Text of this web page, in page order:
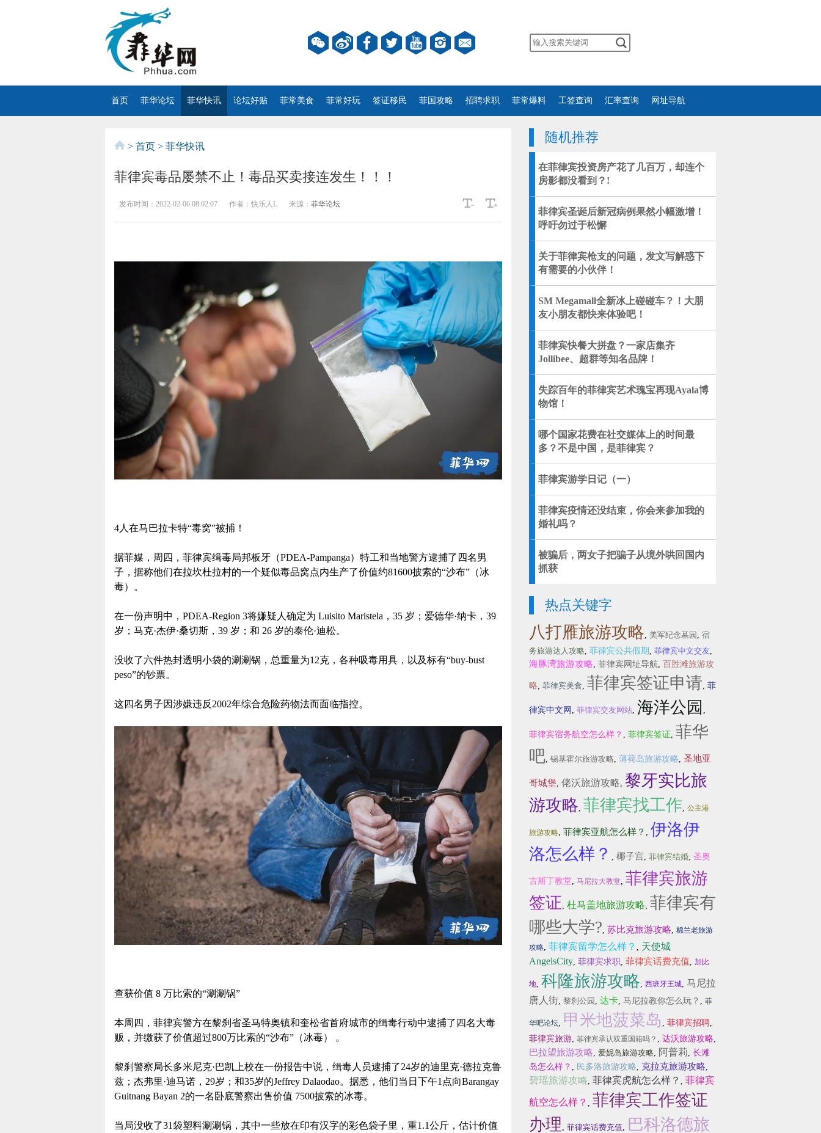
首页 菲华论坛 菲华快讯 论坛好贴 菲常美食 菲常好玩 签证移民 菲国攻略 招聘求职 菲常爆料 工签查询 汇率查询 网址导航
> 首页 > 菲华快讯
菲律宾毒品屡禁不止！毒品买卖接连发生！！！
发布时间： 2022-02-06 08:02:07 作者： 快乐人L 来源： 菲华论坛
4人在马巴拉卡特“毒窝”被捕！
据菲媒，周四，菲律宾缉毒局邦板牙（PDEA-Pampanga）特工和当地警方逮捕了四名男
子，据称他们在拉坎杜拉村的一个疑似毒品窝点内生产了价值约81600披索的“沙布”（冰
毒）。
在一份声明中，PDEA-Region 3将嫌疑人确定为 Luisito Maristela，35 岁；爱德华·纳卡，39
岁；马克·杰伊·桑切斯，39 岁；和 26 岁的泰伦·迪松。
没收了六件热封透明小袋的涮涮锅，总重量为12克，各种吸毒用具，以及标有“buy-bust
peso”的钞票。
这四名男子因涉嫌违反2002年综合危险药物法而面临指控。
查获价值 8 万比索的“涮涮锅”
本周四，菲律宾警方在黎刹省圣马特奥镇和奎松省首府城市的缉毒行动中逮捕了四名大毒
贩，并缴获了价值超过800万比索的“沙布”（冰毒） 。
黎刹警察局长多米尼克·巴凯上校在一份报告中说，缉毒人员逮捕了24岁的迪里克·德拉克鲁
兹；杰弗里·迪马诺，29岁；和35岁的Jeffrey Dalaodao。据悉，他们当日下午1点向Barangay
Guitnang Bayan 2的一名卧底警察出售价值 7500披索的冰毒。
当局没收了31袋塑料涮涮锅，其中一些放在印有汉字的彩色袋子里，重1.1公斤，估计价值
随机推荐
在菲律宾投资房产花了几百万，却连个
房影都没看到？!
菲律宾圣诞后新冠病例果然小幅激增！
呼吁勿过于松懈
关于菲律宾枪支的问题，发文写解惑下
有需要的小伙伴！
SM Megamall全新冰上碰碰车？！大朋
友小朋友都快来体验吧！
菲律宾快餐大拼盘？一家店集齐
Jollibee、超群等知名品牌！
失踪百年的菲律宾艺术瑰宝再现Ayala博
物馆！
哪个国家花费在社交媒体上的时间最
多？不是中国，是菲律宾？
菲律宾游学日记（一）
菲律宾疫情还没结束，你会来参加我的
婚礼吗？
被骗后，两女子把骗子从境外哄回国内
抓获
热点关键字
八打雁旅游攻略, 美军纪念墓园 , 宿
务旅游达人攻略, 菲律宾公共假期 , 菲律宾中文交友,
海豚湾旅游攻略, 菲律宾网址导航, 百胜滩旅游攻
略, 菲律宾美食, 菲律宾签证申请, 菲
律宾中文网 , 菲律宾交友网站, 海洋公园 ,
菲律宾宿务航空怎么样？ , 菲律宾签证, 菲华
吧, 锡基霍尔旅游攻略, 薄荷岛旅游攻略, 圣地亚
哥城堡, 佬沃旅游攻略, 黎牙实比旅
游攻略, 菲律宾找工作, 公主港
旅游攻略, 菲律宾亚航怎么样？ , 伊洛伊
洛怎么样？ , 椰子宫, 菲律宾结婚, 圣奥
古斯丁教堂, 马尼拉大教堂, 菲律宾旅游
签证, 杜马盖地旅游攻略, 菲律宾有
哪些大学?, 苏比克旅游攻略, 棉兰老旅游
攻略, 菲律宾留学怎么样？ , 天使城
AngelsCity, 菲律宾求职, 菲律宾话费充值, 加比
地, 科隆旅游攻略, 西班牙王城, 马尼拉
唐人街, 黎刹公园 , 达卡, 马尼拉教你怎么玩？ , 菲
华吧论坛, 甲米地菠菜岛 , 菲律宾招聘,
菲律宾旅游, 菲律宾承认双重国籍吗？ , 达沃旅游攻略,
巴拉望旅游攻略, 爱妮岛旅游攻略, 阿普莉, 长滩
岛怎么样？ , 民多洛旅游攻略, 克拉克旅游攻略,
碧瑶旅游攻略, 菲律宾虎航怎么样？ , 菲律宾
航空怎么样？ , 菲律宾工作签证
办理 , 菲律宾话费充值, 巴科洛德旅